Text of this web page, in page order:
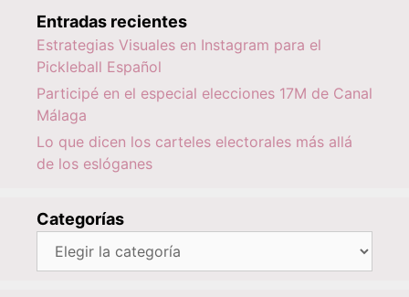
Entradas recientes
Estrategias Visuales en Instagram para el
Pickleball Español
Participé en el especial elecciones 17M de Canal
Málaga
Lo que dicen los carteles electorales más allá
de los eslóganes
Categorías
Categorías